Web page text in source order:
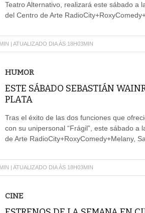
Teatro Alternativo, realizará este sábado a
del Centro de Arte
| ATUALIZADO DIA ÀS 18H03MIN
HUMOR
ESTE SÁBADO SEBASTIÁN
PLATA
Tras el éxito de las dos funciones que
con su unipersonal “Frágil”, este sábado a
de Arte RadioCity+RoxyComedy+Melany,
| ATUALIZADO DIA ÀS 18H03MIN
CINE